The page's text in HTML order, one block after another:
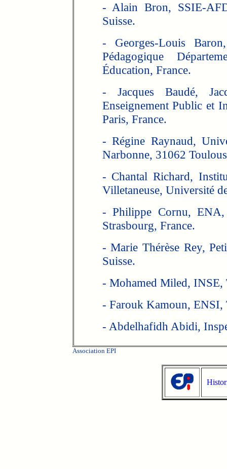
- Alain Bron, SSIE-
Suisse.
- Georges-Louis
Pédagogique
Éducation, France.
- Jacques Baudé,
Enseignement Public et
Paris, France.
- Régine Raynaud,
Narbonne, 31062
- Chantal Richard,
Villetaneuse, Université
- Philippe Cornu,
Strasbourg, France.
- Marie Thérèse Rey,
Suisse.
- Mohamed Miled, INSE,
- Farouk Kamoun, ENSI,
- Abdelhafidh Abidi,
Association EPI